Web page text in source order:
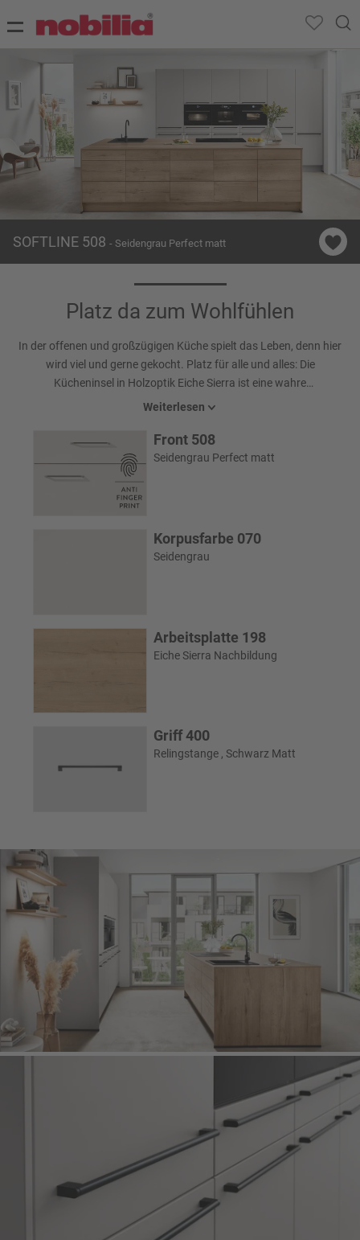
SOFTLINE 508 - Seidengrau Perfect matt
Platz da zum Wohlfühlen
In der offenen und großzügigen Küche spielt das Leben, denn hier
wird viel und gerne gekocht. Platz für alle und alles: Die
Kücheninsel in Holzoptik Eiche Sierra ist eine wahre
Naturschönheit und der zentrale Ort, um gemeinsam zu kochen,
perfekte Balance aus Gemütlichkeit und Modernität sorgt die
Kombination aus naturnahen Holzelementen und dem hellen
Dekor in Seidengrau. Die matten Lackfronten mit innovativer Anti-
Fingerprint-Beschichtung sind ideal für den unkomplizierten
Weiterlesen
Front 508
Seidengrau Perfect matt
Korpusfarbe 070
Seidengrau
Arbeitsplatte 198
Eiche Sierra Nachbildung
Griff 400
Relingstange , Schwarz Matt